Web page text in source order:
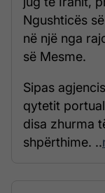
Ngushticës
në një nga
së Mesme.
Sipas
qytetit
disa zhurma
shpërthime. ..